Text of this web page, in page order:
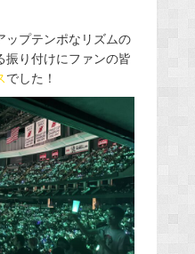
ップテンポなリズムの
振り付けにファンの皆
でした！